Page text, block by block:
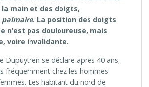
la main et des doigts,
palmaire. La position des doigts
n’est pas douloureuse, mais
voire invalidante.
Dupuytren se déclare après 40 ans,
fréquemment chez les hommes
Les habitant du nord de